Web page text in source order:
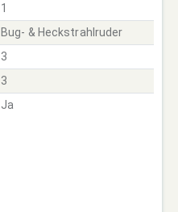
1
Bug- & Heckstrahlruder
3
3
Ja